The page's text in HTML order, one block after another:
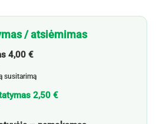
/ atsiėmimas
4,00 €
susitarimą
2,50 €